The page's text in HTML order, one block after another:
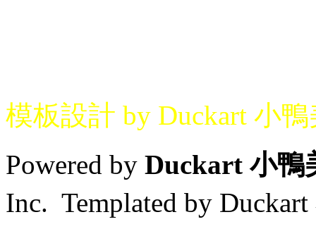
模板設計 by Duckart 小
Powered by Duckart 小鴨
Inc. Templated by